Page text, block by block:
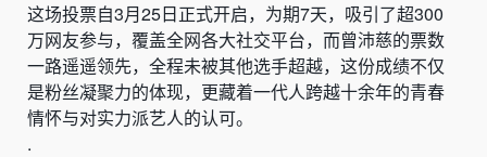
这场投票自3月25日正式开启，为期7天，吸引了超300
万网友参与，覆盖全网各大社交平台，而曾沛慈的票数
一路遥遥领先，全程未被其他选手超越，这份成绩不仅
是粉丝凝聚力的体现，更藏着一代人跨越十余年的青春
情怀与对实力派艺人的认可。
.